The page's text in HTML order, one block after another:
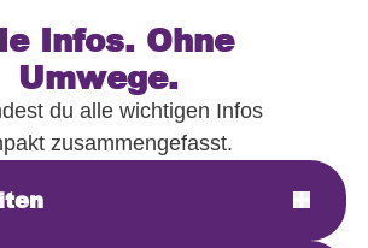
Infos. Ohne
Umwege.
du alle wichtigen Infos
zusammengefasst.